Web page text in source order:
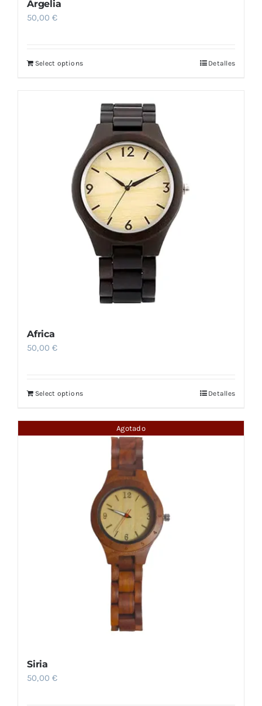
Argelia
50,00€
Select options Detalles
Africa
50,00€
Select options Detalles
Agotado
Siria
50,00€